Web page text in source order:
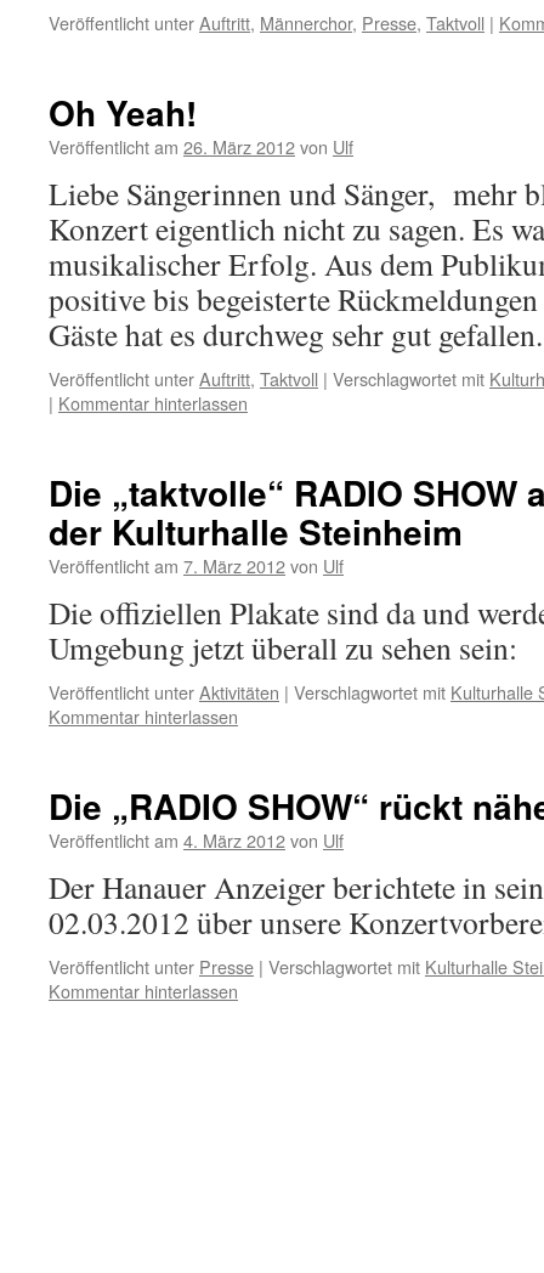
Veröffentlicht unterAuftritt, Männerchor, Presse, Taktvoll |
Oh Yeah!
Veröffentlicht am 26. März 2012von Ulf
Liebe Sängerinnen und Sänger, mehr
Konzert eigentlich nicht zu sagen. Es
musikalischer Erfolg. Aus dem
positive bis begeisterte
Gäste hat es durchweg sehr gut
Veröffentlicht unterAuftritt, Taktvoll | Verschlagwortet mit
| Kommentar hinterlassen
Die „taktvolle“ RADIO SHOW
der Kulturhalle Steinheim
Veröffentlicht am 7. März 2012von Ulf
Die offiziellen Plakate sind da und
Umgebung jetzt überall zu sehen sein:
Veröffentlicht unterAktivitäten | Verschlagwortet mit Kulturhalle
Kommentar hinterlassen
Die „RADIO SHOW“ rückt
Veröffentlicht am 4. März 2012von Ulf
Der Hanauer Anzeiger berichtete in
02.03.2012 über unsere
Veröffentlicht unter Presse | Verschlagwortet mit Kulturhalle
Kommentar hinterlassen